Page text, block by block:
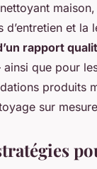
d’entretien et
rapport
que pour
produits
sur